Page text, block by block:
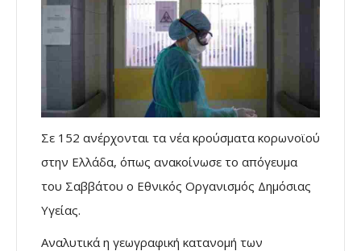
Σε 152 ανέρχονται τα νέα κρούσματα κορωνοϊού
στην Ελλάδα, όπως ανακοίνωσε το απόγευμα
του Σαββάτου ο Εθνικός Οργανισμός Δημόσιας
Υγείας.
Αναλυτικά η γεωγραφική κατανομή των